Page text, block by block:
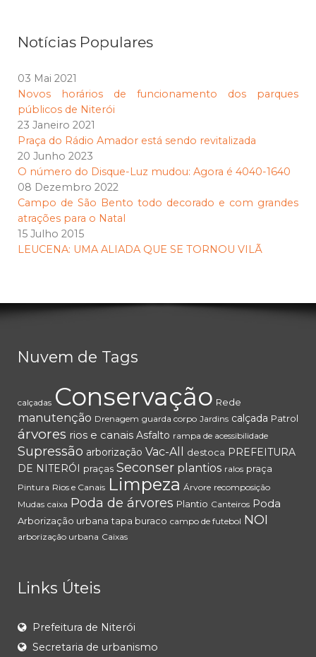
Notícias Populares
03 Mai 2021
Novos horários de funcionamento dos parques
públicos de Niterói
23 Janeiro 2021
Praça do Rádio Amador está sendo revitalizada
20 Junho 2023
O número do Disque-Luz mudou: Agora é 4040-1640
08 Dezembro 2022
Campo de São Bento todo decorado e com grandes
atrações para o Natal
15 Julho 2015
LEUCENA: UMA ALIADA QUE SE TORNOU VILÃ
Nuvem de Tags
calçadas Conservação Rede
manutenção Drenagem guarda corpo Jardins calçada Patrol
árvores rios e canais Asfalto rampa de acessibilidade
Supressão arborização Vac-All destoca PREFEITURA
DE NITERÓI
praças Seconser plantios ralos praça
Pintura Rios e Canais Limpeza Árvore recomposição
Mudas caixa Poda de árvores Plantio Canteiros Poda
Arborização urbana tapa buraco campo de futebol NOI
arborização urbana Caixas
Links Úteis
Prefeitura de Niterói
Secretaria de urbanismo